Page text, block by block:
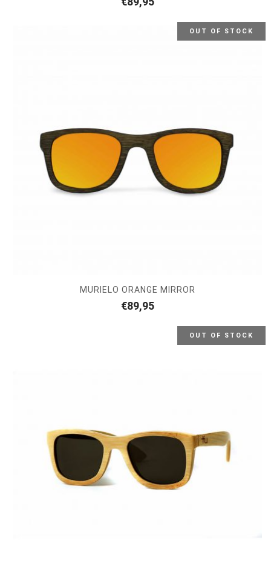
OUT OF STOCK
MURIELO ORANGE MIRROR
€89,95
OUT OF STOCK